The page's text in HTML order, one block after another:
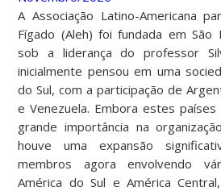
A Associação Latino-Americana
Fígado (Aleh) foi fundada em São
sob a liderança do professor
inicialmente pensou em uma
do Sul, com a participação de
e Venezuela. Embora estes
grande importância na
houve uma expansão
membros agora envolvendo
América do Sul e América